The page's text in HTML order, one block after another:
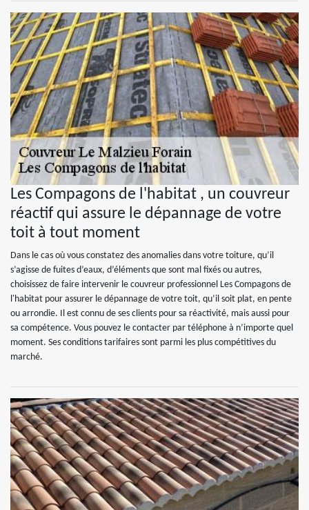
Les Compagons de l'habitat , un couvreur
réactif qui assure le dépannage de votre
toit à tout moment
Dans le cas où vous constatez des anomalies dans votre toiture, qu’il
s’agisse de fuites d’eaux, d’éléments que sont mal fixés ou autres,
choisissez de faire intervenir le couvreur professionnel Les Compagons de
l'habitat pour assurer le dépannage de votre toit, qu’il soit plat, en pente
ou arrondie. Il est connu de ses clients pour sa réactivité, mais aussi pour
sa compétence. Vous pouvez le contacter par téléphone à n’importe quel
moment. Ses conditions tarifaires sont parmi les plus compétitives du
marché.